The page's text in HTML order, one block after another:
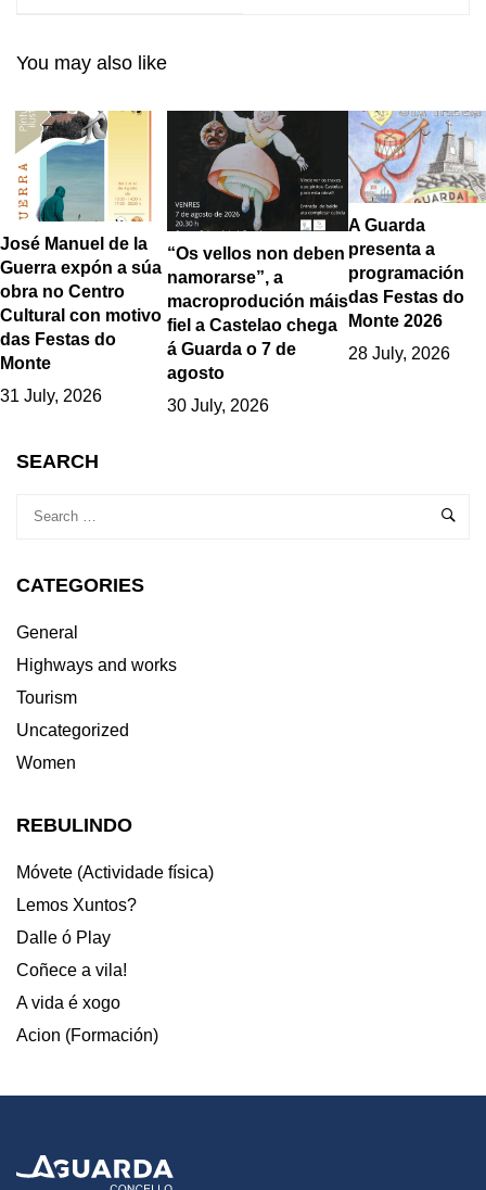
You may also like
José Manuel de la
Guerra expón a súa
obra no Centro
Cultural con motivo
das Festas do
Monte
31 July, 2026
“Os vellos non deben
namorarse”, a
macroprodución máis
fiel a Castelao chega
á Guarda o 7 de
agosto
30 July, 2026
A Guarda
presenta a
programación
das Festas do
Monte 2026
28 July, 2026
SEARCH
CATEGORIES
General
Highways and works
Tourism
Uncategorized
Women
REBULINDO
Móvete (Actividade física)
Lemos Xuntos?
Dalle ó Play
Coñece a vila!
A vida é xogo
Acion (Formación)